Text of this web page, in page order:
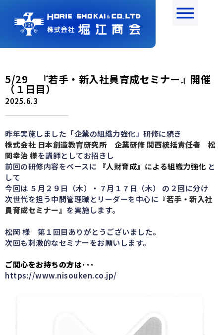
5/29 『若手・新入社員育成セミナー』開催
（１日目）
2025.6.3
昨年実施しました「企業の組織力強化」研修に続き
株式会社 日本創造教育研究所 企業研修 関西統括責任者 松
岡幸治 様を講師としてお招きし
前回の研修内容をベースに
『人財育成』による組織力強化 と
して
今回は ５月２９日（木）・７月１７日（木） の２回に分け
次世代を担う中間管理職とリーダーを中心に 『若手・新入社
員育成セミナー』 を実施します。
松岡 様 第１回目ありがとうございました。
次回も刺激的なセミナーをお願いします。
ご関心をお持ちの方は･･･
https://www.nisouken.co.jp/